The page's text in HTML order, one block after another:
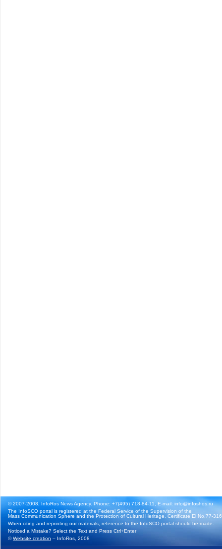
© 2007-2008, InfoRos News Agency. Phone: +7(495) 718-84-11, E-mail: info@infoshos.ru
The InfoSCO portal is registered at the Federal Service of the Supervision of the
Mass Communication Sphere and the Protection of Cultural Heritage. Certificate El No.77-
When citing and reprinting our materials, reference to the InfoSCO portal should be made.
Noticed a Mistake? Select the Text and Press Ctrl+Enter
©Website creation – InfoRos, 2008